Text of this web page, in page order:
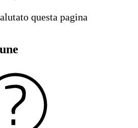
questa pagina